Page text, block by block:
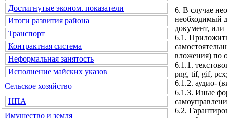
Достигнутые эконом. показатели
Итоги развития района
Транспорт
Контрактная система
Неформальная занятость
Исполнение майских указов
Сельское хозяйство
НПА
Имущество и земля
6. В случае
необходимый
документ,
6.1.
вложения) по
6.1.1.
png, tif, gif,
6.1.2. аудио-
6.1.3. Иные
6.2.